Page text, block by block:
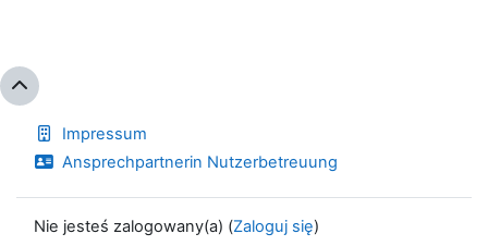
Impressum
Ansprechpartnerin Nutzerbetreuung
Nie jesteś zalogowany(a) (Zaloguj się)